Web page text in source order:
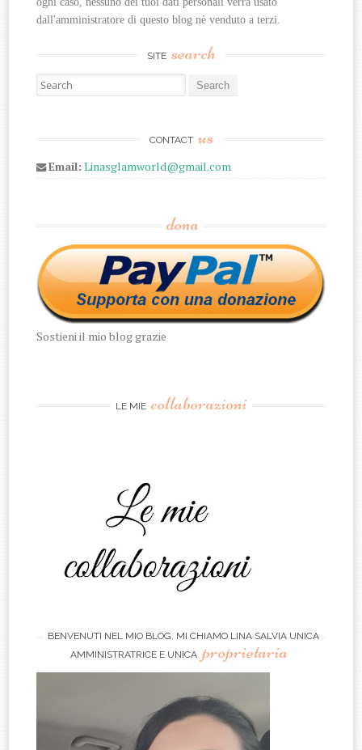
dall'amministratore di questo blog nè venduto a terzi.
SITE search
Search for:
CONTACT us
Email: Linasglamworld@gmail.com
dona
Sostieni il mio blog grazie
LE MIE collaborazioni
BENVENUTI NEL MIO BLOG, MI CHIAMO LINA SALVIA UNICA
AMMINISTRATRICE E UNICA proprietaria